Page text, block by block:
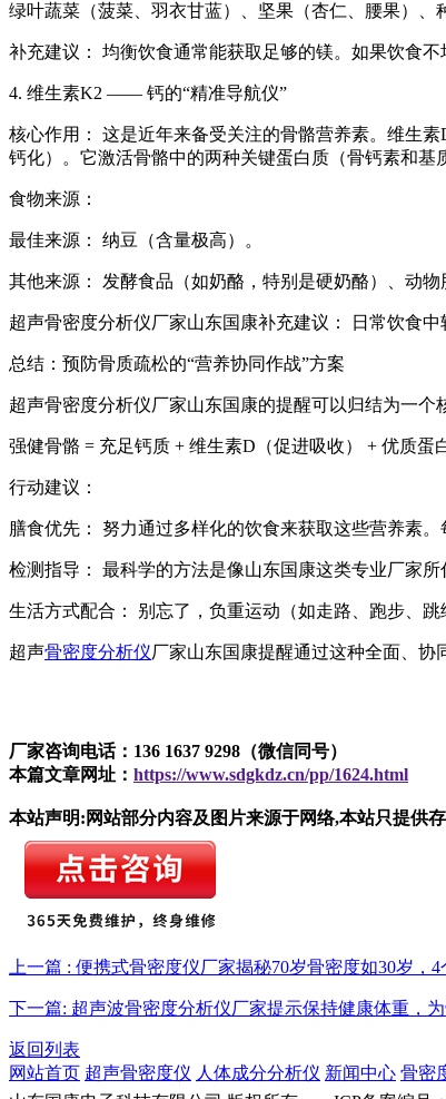
绿叶蔬菜（菠菜、羽衣甘蓝）、坚果（杏仁、腰果）、
补充建议： 均衡饮食通常能获取足够的镁。如果饮食不
4. 维生素K2 —— 钙的“精准导航仪”
核心作用： 这是近年来备受关注的骨骼营养素。维生
钙化）。它激活骨骼中的两种关键蛋白质（骨钙素和基
食物来源：
最佳来源： 纳豆（含量极高）。
其他来源： 发酵食品（如奶酪，特别是硬奶酪）、动物
超声骨密度分析仪厂家山东国康补充建议： 日常饮食
总结：预防骨质疏松的“营养协同作战”方案
超声骨密度分析仪厂家山东国康的提醒可以归结为一个
强健骨骼 = 充足钙质 + 维生素D（促进吸收） + 优质蛋
行动建议：
膳食优先： 努力通过多样化的饮食来获取这些营养素
检测指导： 最科学的方法是像山东国康这类专业厂家
生活方式配合： 别忘了，负重运动（如走路、跑步、
超声骨密度分析仪厂家山东国康提醒通过这种全面、协
厂家咨询电话：136 1637 9298（微信同号）
本篇文章网址： https://www.sdgkdz.cn/pp/1624.html
本站声明:网站部分内容及图片来源于网络,本站只提供
上一篇 : 便携式骨密度仪厂家揭秘70岁骨密度如30岁，4
下一篇: 超声波骨密度分析仪厂家提示保持健康体重，
返回列表
网站首页 超声骨密度仪 人体成分分析仪 新闻中心 骨密